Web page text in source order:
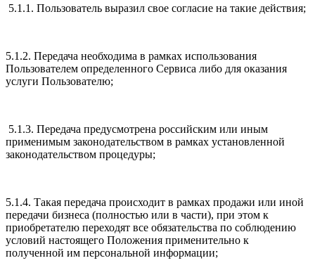
5.1.1. Пользователь выразил свое согласие на такие действия;
5.1.2. Передача необходима в рамках использования
Пользователем определенного Сервиса либо для оказания
услуги Пользователю;
5.1.3. Передача предусмотрена российским или иным
применимым законодательством в рамках установленной
законодательством процедуры;
5.1.4. Такая передача происходит в рамках продажи или иной
передачи бизнеса (полностью или в части), при этом к
приобретателю переходят все обязательства по соблюдению
условий настоящего Положения применительно к
полученной им персональной информации;